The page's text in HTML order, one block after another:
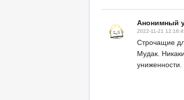
Анонимный
2022-11-21
Строчащие
Мудак.
униженности.